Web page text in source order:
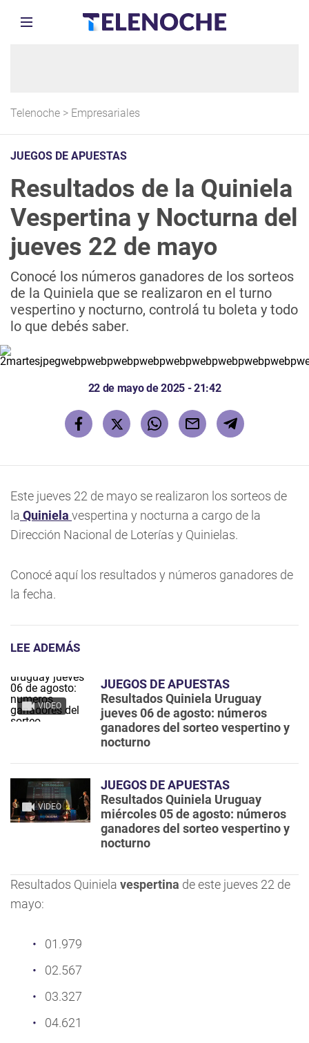
Telenoche > Empresariales
JUEGOS DE APUESTAS
Resultados de la Quiniela
Vespertina y Nocturna del
jueves 22 de mayo
Conocé los números ganadores de los sorteos
de la Quiniela que se realizaron en el turno
vespertino y nocturno, controlá tu boleta y todo
lo que debés saber.
22 de mayo de 2025 - 21:42
Este jueves 22 de mayo se realizaron los sorteos de
la Quiniela vespertina y nocturna a cargo de la
Dirección Nacional de Loterías y Quinielas.
Conocé aquí los resultados y números ganadores de
la fecha.
LEE ADEMÁS
VIDEO
JUEGOS DE APUESTAS
Resultados Quiniela Uruguay
jueves 06 de agosto: números
ganadores del sorteo vespertino y
nocturno
VIDEO
JUEGOS DE APUESTAS
Resultados Quiniela Uruguay
miércoles 05 de agosto: números
ganadores del sorteo vespertino y
nocturno
Resultados Quiniela vespertina de este jueves 22 de
mayo:
01.979
02.567
03.327
04.621